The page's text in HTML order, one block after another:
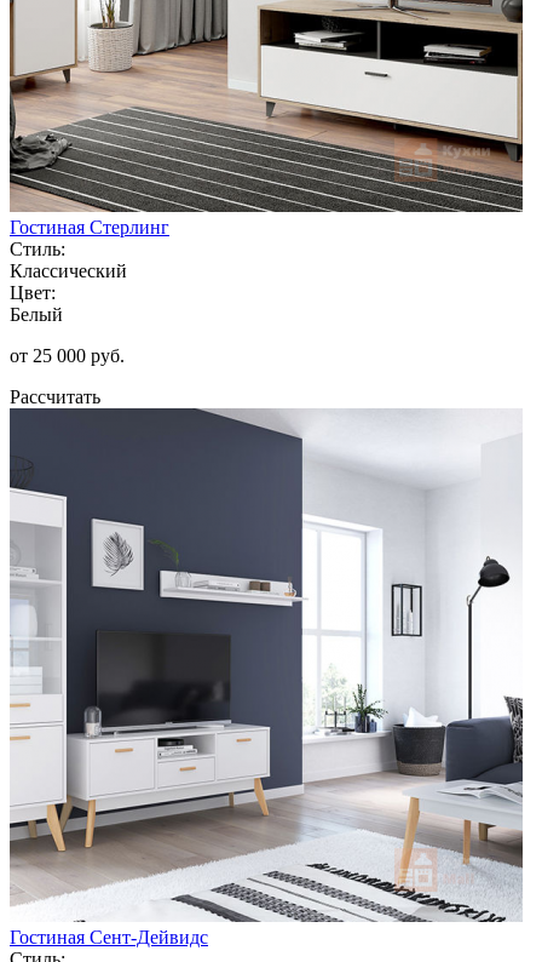
Гостиная Стерлинг
Стиль:
Классический
Цвет:
Белый
от 25 000 руб.
Рассчитать
Гостиная Сент-Дейвидс